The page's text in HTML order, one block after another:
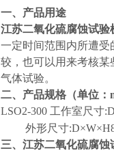
一、产品用途
江苏二氧化硫腐蚀试验
一定时间范围内所遭
较，也可以用来考核
气体试验。
二、产品规格（单位：
LSO2-300 工作室尺寸
外形尺寸
三、江苏二氧化硫腐